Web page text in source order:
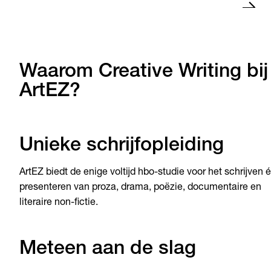
Waarom Creative Writing bij
ArtEZ?
Unieke schrijfopleiding
ArtEZ biedt de enige voltijd hbo-studie voor het schrijven
presenteren van proza, drama, poëzie, documentaire en
literaire non-fictie.
Meteen aan de slag